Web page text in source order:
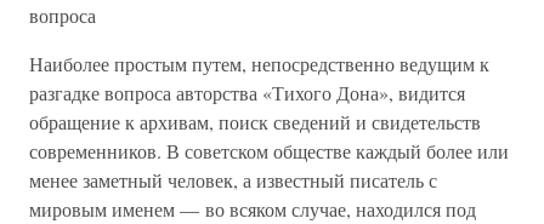
вопроса
Наиболее простым путем, непосредственно ведущим к
разгадке вопроса авторства «Тихого Дона», видится
обращение к архивам, поиск сведений и свидетельств
современников. В советском обществе каждый более или
менее заметный человек, а известный писатель с
мировым именем — во всяком случае, находился под